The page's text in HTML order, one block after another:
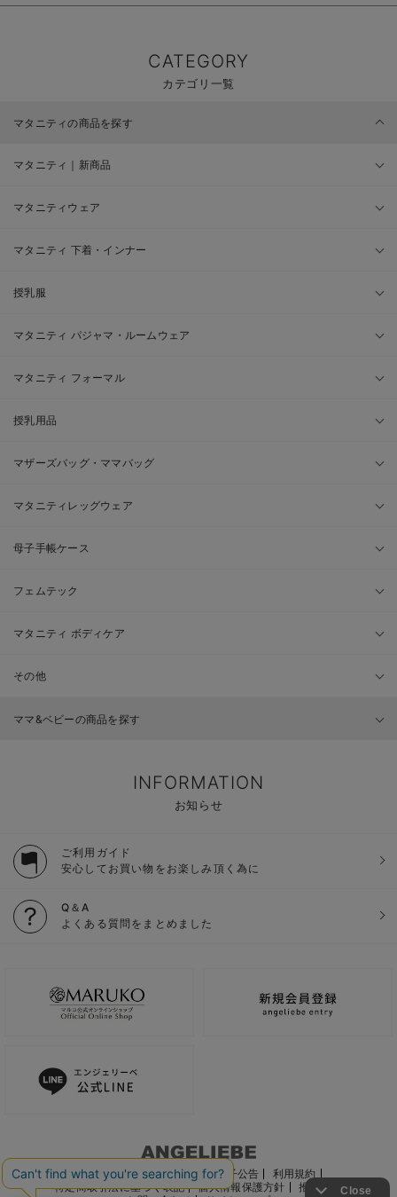
CATEGORY
カテゴリ一覧
マタニティの商品を探す
マタニティ｜新商品
マタニティウェア
マタニティ 下着・インナー
授乳服
マタニティ パジャマ・ルームウェア
マタニティ フォーマル
授乳用品
マザーズバッグ・ママバッグ
マタニティレッグウェア
母子手帳ケース
フェムテック
マタニティ ボディケア
その他
ママ&ベビーの商品を探す
INFORMATION
お知らせ
ご利用ガイド
安心してお買い物をお楽しみ頂く為に
Q＆A
よくある質問をまとめました
ご利用ガイド 会社概要 電子公告
利用規約
特定商取引法に基づく表記
個人情報保護方針
推奨環境